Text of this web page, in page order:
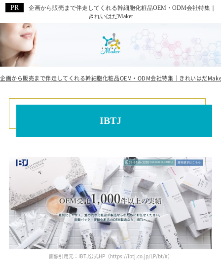
企画から販売まで伴走してくれる幹細胞化粧品OEM・ODM会社特集｜
きれいはだMaker
企画から販売まで伴走してくれる幹細胞化粧品OEM・ODM会社特集｜きれいはだ
IBTJ
画像引用元：IBTJ公式HP（https://ibtj.co.jp/LP/bt/#）